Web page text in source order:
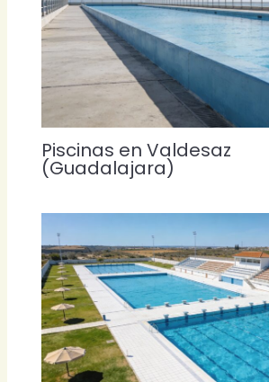
Piscinas en Valdesaz
(Guadalajara)